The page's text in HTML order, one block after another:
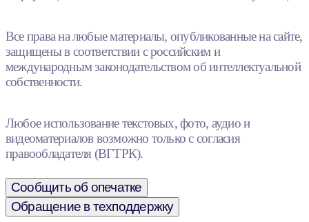
Все права на любые материалы, опубликованные на сайте,
защищены в соответствии с российским и
международным законодательством об интеллектуальной
собственности.
Любое использование текстовых, фото, аудио и
видеоматериалов возможно только с согласия
правообладателя (ВГТРК).
Сообщить об опечатке
Обращение в техподдержку